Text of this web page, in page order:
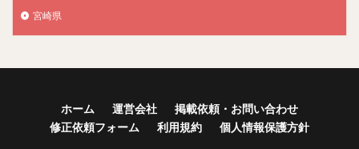
宮崎県
ホーム 運営会社
掲載依頼・お問い合わせ
修正依頼フォーム
利用規約 個人情報保護方針